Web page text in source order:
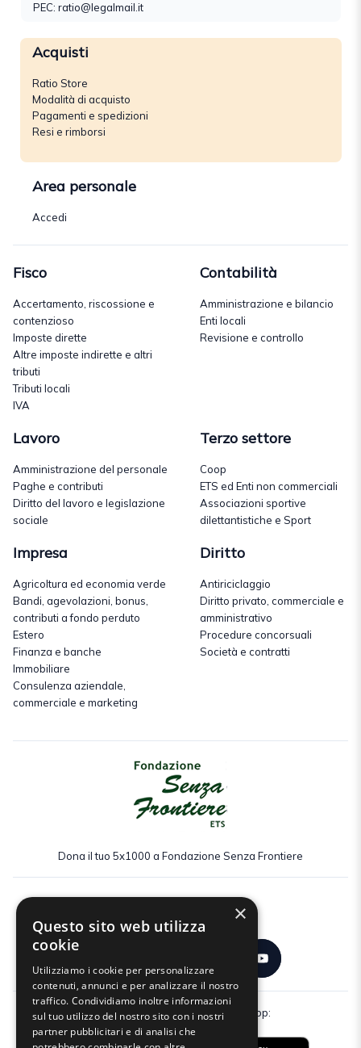
PEC: ratio@legalmail.it
Acquisti
Ratio Store
Modalità di acquisto
Pagamenti e spedizioni
Resi e rimborsi
Area personale
Accedi
Fisco
Accertamento, riscossione e
contenzioso
Imposte dirette
Altre imposte indirette e altri
tributi
Tributi locali
IVA
Contabilità
Amministrazione e bilancio
Enti locali
Revisione e controllo
Lavoro
Amministrazione del personale
Paghe e contributi
Diritto del lavoro e legislazione
sociale
Terzo settore
Coop
ETS ed Enti non commerciali
Associazioni sportive
dilettantistiche e Sport
Impresa
Agricoltura ed economia verde
Bandi, agevolazioni, bonus,
contributi a fondo perduto
Estero
Finanza e banche
Immobiliare
Consulenza aziendale,
commerciale e marketing
Diritto
Antiriciclaggio
Diritto privato, commerciale e
amministrativo
Procedure concorsuali
Società e contratti
Dona il tuo 5x1000 a Fondazione Senza Frontiere
Scarica gratuitamente la nostra app:
×
Questo sito web utilizza
cookie
Utilizziamo i cookie per personalizzare
contenuti, annunci e per analizzare il nostro
traffico. Condividiamo inoltre informazioni
sul tuo utilizzo del nostro sito con i nostri
partner pubblicitari e di analisi che